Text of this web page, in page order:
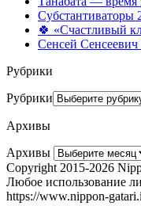
Субстантиваторы
🍀 «Счастливый
Сенсей Сенсеевич
Рубрики
Рубрики
Архивы
Архивы
Copyright 2015-2026
Любое использование
https://www.nippon-